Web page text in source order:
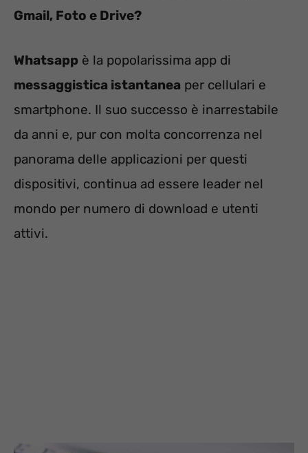
Gmail, Foto e Drive?
Whatsapp è la popolarissima app di
messaggistica istantanea per cellulari e
smartphone. Il suo successo è inarrestabile
da anni e, pur con molta concorrenza nel
panorama delle applicazioni per questi
dispositivi, continua ad essere leader nel
mondo per numero di download e utenti
attivi.